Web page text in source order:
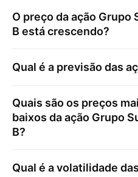
O preço da ação Grupo
B está crescendo?
Qual é a previsão das
Quais são os preços
baixos da ação Grupo
B?
Qual é a volatilidade